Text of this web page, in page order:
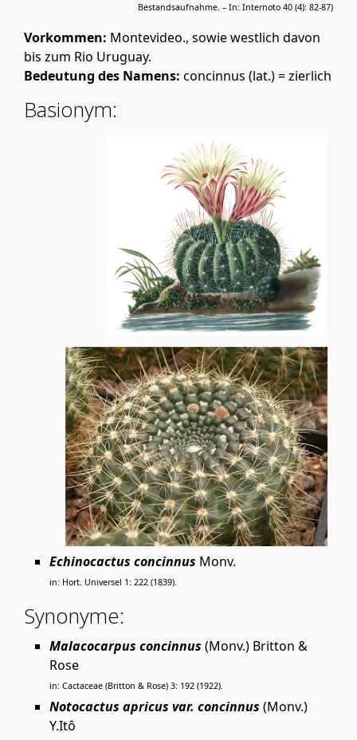
Bestandsaufnahme. – In: Internoto 40 (4): 82-87)
Vorkommen: Montevideo., sowie westlich davon
bis zum Rio Uruguay.
Bedeutung des Namens: concinnus (lat.) = zierlich
Basionym:
Echinocactus concinnus Monv.
in: Hort. Universel 1: 222 (1839).
Synonyme:
Malacocarpus concinnus (Monv.) Britton &
Rose
in: Cactaceae (Britton & Rose) 3: 192 (1922).
Notocactus apricus var. concinnus (Monv.)
Y.Itô